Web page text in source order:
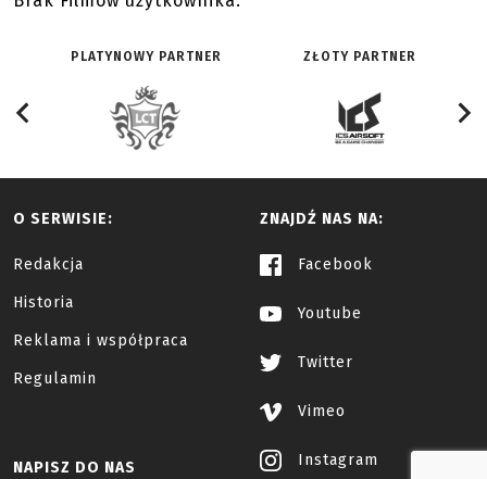
PLATYNOWY PARTNER ZŁOTY PARTNER
O SERWISIE:
Redakcja
Historia
Reklama i współpraca
Regulamin
ZNAJDŹ NAS NA:
Facebook
Youtube
Twitter
Vimeo
Instagram
NAPISZ DO NAS